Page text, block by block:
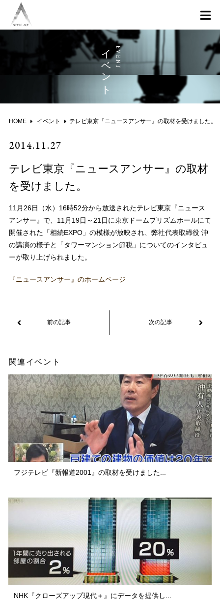
イベント
HOME イベント テレビ東京『ニュースアンサー』の取材を受けました。
2014.11.27
テレビ東京『ニュースアンサー』の取材
を受けました。
11月26日（水）16時52分から放送されたテレビ東京『ニュース
アンサー』で、11月19日～21日に東京ドームプリズムホールにて
開催された「相続EXPO」の模様が放映され、弊社代表取締役 沖
の講演の様子と「タワーマンション節税」についてのインタビュ
ーが取り上げられました。
『ニュースアンサー』のホームページ
関連イベント
フジテレビ『新報道2001』の取材を受けました...
NHK『クローズアップ現代＋』にデータを提供し...